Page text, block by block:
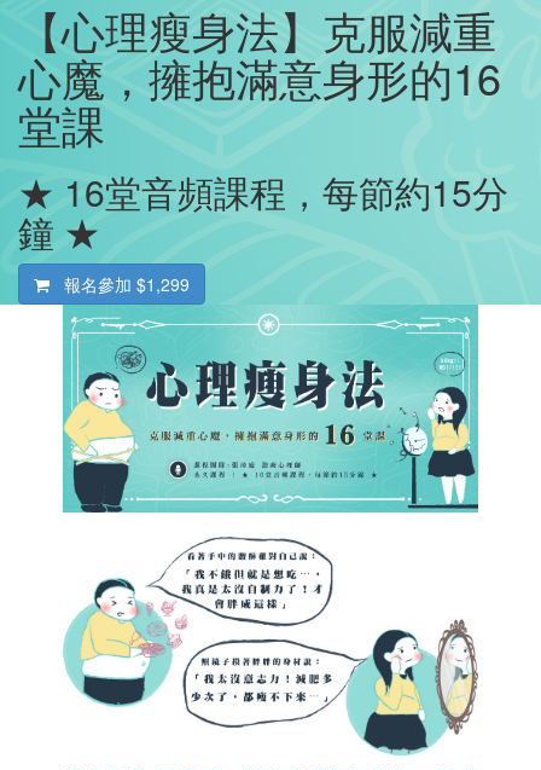
【心理瘦身法】克服減重
心魔，擁抱滿意身形的16
堂課
★ 16堂音頻課程，每節約15分
鐘 ★
報名參加 $1,299